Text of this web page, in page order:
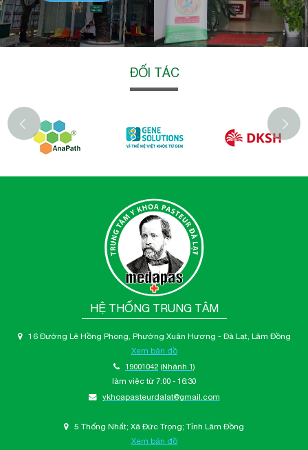
ĐỐI TÁC
‹
HỆ THỐNG TRUNG TÂM
16 Đường Lê Hồng Phong, Phường Xuân Hương - Đà Lạt, Lâm Đồng
Xem bản đồ
19001042 (Nhánh 1)
làm việc từ 7:00 - 16:30
ykhoapasteurdalat@gmail.com
5 Thống Nhất; Xã Đức Trọng; Tỉnh Lâm Đồng
Xem bản đồ